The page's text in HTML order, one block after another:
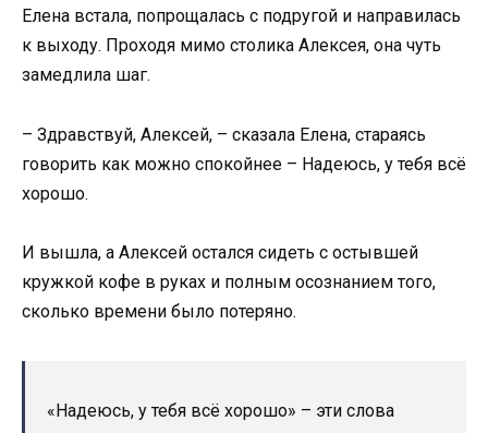
Елена встала, попрощалась с подругой и направилась
к выходу. Проходя мимо столика Алексея, она чуть
замедлила шаг.
– Здравствуй, Алексей, – сказала Елена, стараясь
говорить как можно спокойнее – Надеюсь, у тебя всё
хорошо.
И вышла, а Алексей остался сидеть с остывшей
кружкой кофе в руках и полным осознанием того,
сколько времени было потеряно.
«Надеюсь, у тебя всё хорошо» – эти слова